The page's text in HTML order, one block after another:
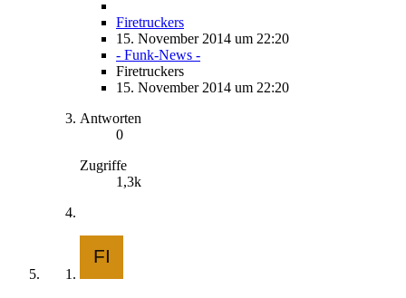
Firetruckers
15. November 2014 um 22:20
- Funk-News -
Firetruckers
15. November 2014 um 22:20
Antworten
0
Zugriffe
1,3k